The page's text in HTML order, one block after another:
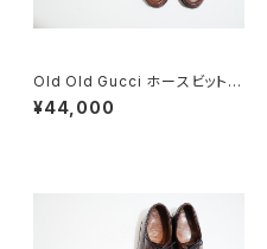
Old Old Gucci ホースビットロ
ーファー 36C BRラバーソール
¥44,000